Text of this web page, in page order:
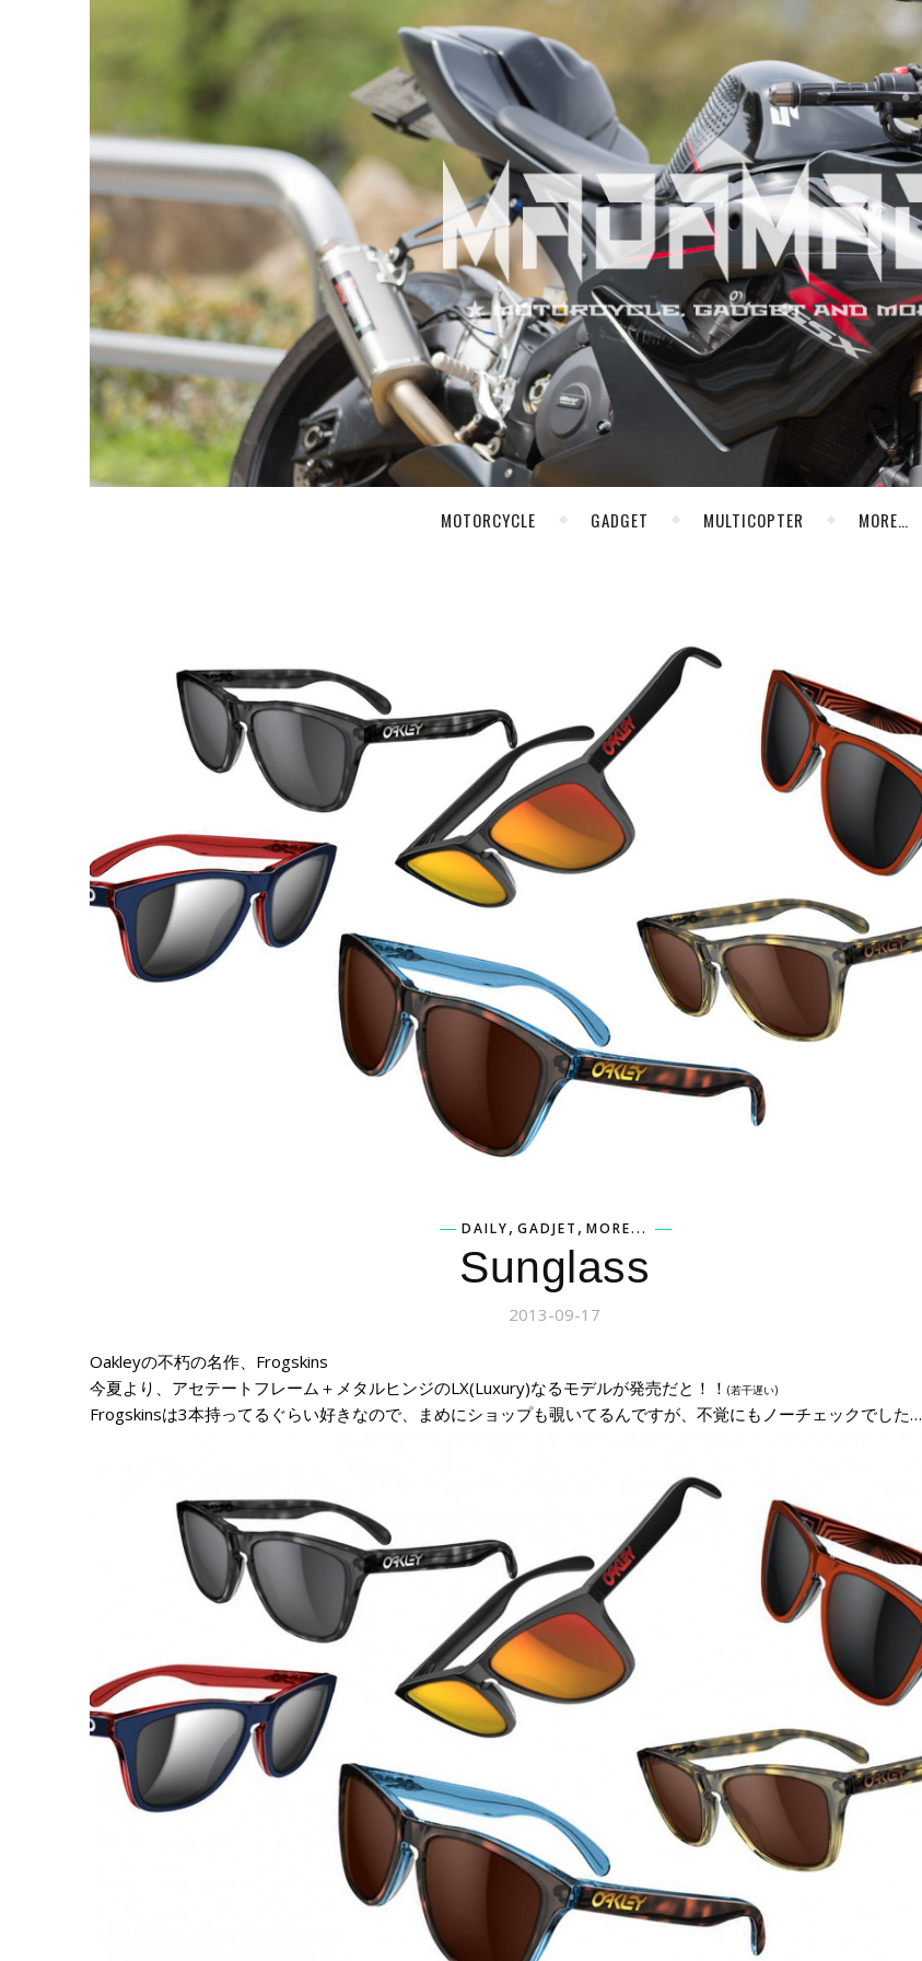
MOTORCYCLE GADGET MULTICOPTER MORE…
DAILY, GADJET , MORE...
Sunglass
2013-09-17
Oakleyの不朽の名作、Frogskins
今夏より、アセテートフレーム＋メタルヒンジのLX(Luxury)なるモデルが発売だと！！ (若干遅い)
Frogskinsは3本持ってるぐらい好きなので、まめにショップも覗いてるんですが、不覚にもノーチェックでした…